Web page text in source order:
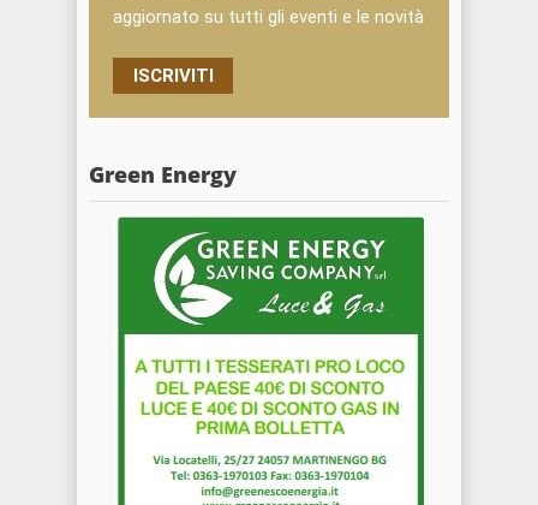
aggiornato su tutti gli eventi e le novità
ISCRIVITI
Green Energy